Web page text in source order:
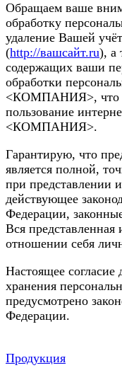
Обращаем ваше
обработку
удаление Вашей
(http://вашсайт.ru), а
содержащих ваши
обработки
<КОМПАНИЯ>, что
пользование
<КОМПАНИЯ>.
Гарантирую, что
является полной,
при представлении
действующее
Федерации,
Вся
отношении себя
Настоящее согласие
хранения
предусмотрено
Федерации.
Продукция